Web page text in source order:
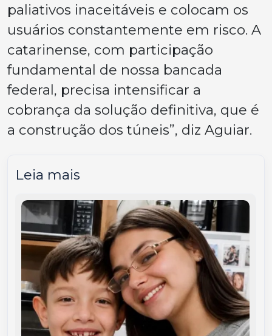
paliativos inaceitáveis e colocam os
usuários constantemente em risco. A
catarinense, com participação
fundamental de nossa bancada
federal, precisa intensificar a
cobrança da solução definitiva, que é
a construção dos túneis”, diz Aguiar.
Leia mais